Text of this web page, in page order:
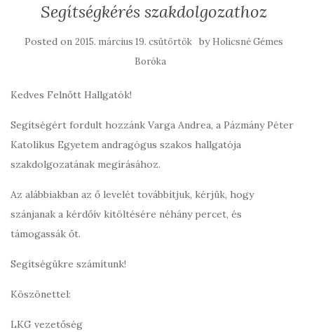
Segítségkérés szakdolgozathoz
Posted on 2015. március 19. csütörtök by Holicsné Gémes
Boróka
Kedves Felnőtt Hallgatók!
Segítségért fordult hozzánk Varga Andrea, a Pázmány Péter
Katolikus Egyetem andragógus szakos hallgatója
szakdolgozatának megírásához.
Az alábbiakban az ő levelét továbbítjuk, kérjük, hogy
szánjanak a kérdőív kitöltésére néhány percet, és
támogassák őt.
Segítségükre számítunk!
Köszönettel:
LKG vezetőség